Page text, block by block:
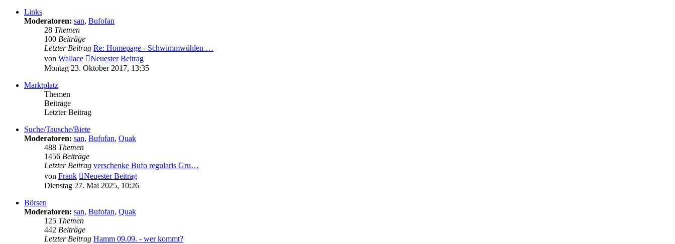
Links
Moderatoren: san, Bufofan
28 Themen
100 Beiträge
Letzter Beitrag Re: Homepage - Schwimmwühlen …
von Wallace
Neuester Beitrag
Montag 23. Oktober 2017, 13:35
Marktplatz
Themen
Beiträge
Letzter Beitrag
Suche/Tausche/Biete
Moderatoren: san, Bufofan, Quak
488 Themen
1456 Beiträge
Letzter Beitrag verschenke Bufo regularis Gru…
von Frank
Neuester Beitrag
Dienstag 27. Mai 2025, 10:26
Börsen
Moderatoren: san, Bufofan, Quak
125 Themen
442 Beiträge
Letzter Beitrag Hamm 09.09. - wer kommt?